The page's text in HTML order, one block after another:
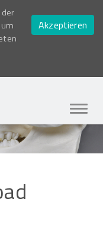
Akzeptieren
ein-/